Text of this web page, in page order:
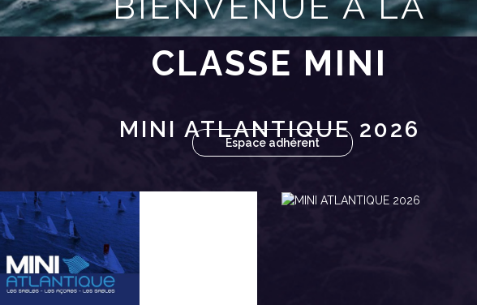
CLASSE MINI
Espace adhérent
MINI ATLANTIQUE 2026